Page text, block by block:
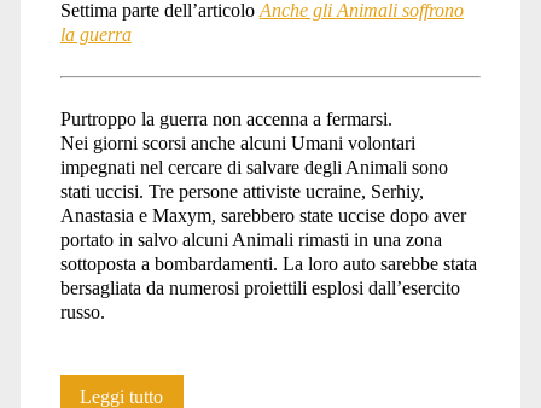
Settima parte dell’articolo Anche gli Animali soffrono
la guerra
Purtroppo la guerra non accenna a fermarsi.
Nei giorni scorsi anche alcuni Umani volontari
impegnati nel cercare di salvare degli Animali sono
stati uccisi. Tre persone attiviste ucraine, Serhiy,
Anastasia e Maxym, sarebbero state uccise dopo aver
portato in salvo alcuni Animali rimasti in una zona
sottoposta a bombardamenti. La loro auto sarebbe stata
bersagliata da numerosi proiettili esplosi dall’esercito
russo.
Leggi tuttoAnche